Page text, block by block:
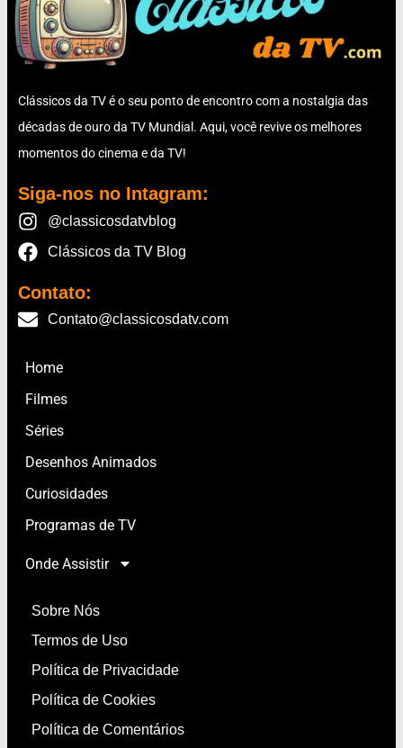
Clássicos da TV é o seu ponto de encontro com a nostalgia das
décadas de ouro da TV Mundial. Aqui, você revive os melhores
momentos do cinema e da TV!
Siga-nos no Intagram:
@classicosdatvblog
Clássicos da TV Blog
Contato:
Contato@classicosdatv.com
Home
Filmes
Séries
Desenhos Animados
Curiosidades
Programas de TV
Onde Assistir
Sobre Nós
Termos de Uso
Política de Privacidade
Política de Cookies
Política de Comentários